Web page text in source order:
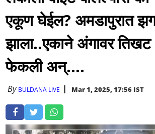
एकूण घेईल? अमडापुरात
झाला..एकाने अंगावर तिखट
फेकली अन्....
By BULDANA LIVE Mar 1, 2025, 17:56 IST